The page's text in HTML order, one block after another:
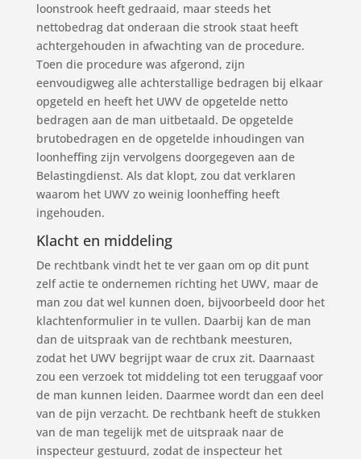
loonstrook heeft gedraaid, maar steeds het
nettobedrag dat onderaan die strook staat heeft
achtergehouden in afwachting van de procedure.
Toen die procedure was afgerond, zijn
eenvoudigweg alle achterstallige bedragen bij elkaar
opgeteld en heeft het UWV de opgetelde netto
bedragen aan de man uitbetaald. De opgetelde
brutobedragen en de opgetelde inhoudingen van
loonheffing zijn vervolgens doorgegeven aan de
Belastingdienst. Als dat klopt, zou dat verklaren
waarom het UWV zo weinig loonheffing heeft
ingehouden.
Klacht en middeling
De rechtbank vindt het te ver gaan om op dit punt
zelf actie te ondernemen richting het UWV, maar de
man zou dat wel kunnen doen, bijvoorbeeld door het
klachtenformulier in te vullen. Daarbij kan de man
dan de uitspraak van de rechtbank meesturen,
zodat het UWV begrijpt waar de crux zit. Daarnaast
zou een verzoek tot middeling tot een teruggaaf voor
de man kunnen leiden. Daarmee wordt dan een deel
van de pijn verzacht. De rechtbank heeft de stukken
van de man tegelijk met de uitspraak naar de
inspecteur gestuurd, zodat de inspecteur het